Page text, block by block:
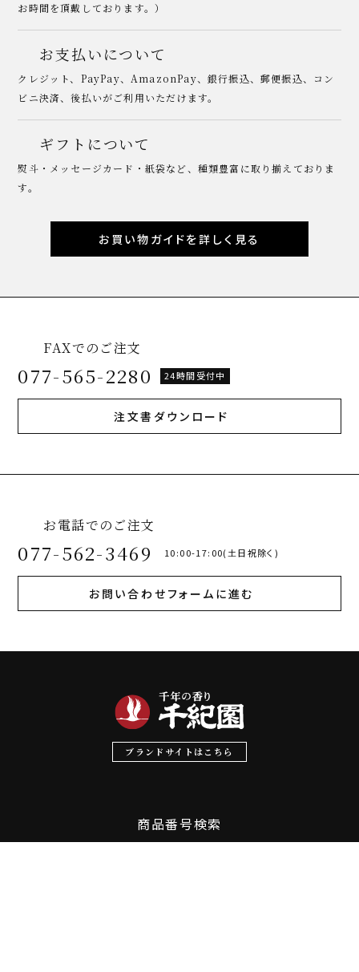
お時間を頂戴しております。）
お支払いについて
クレジット、PayPay、AmazonPay、銀行振込、郵便振込、コン
ビニ決済、後払いがご利用いただけます。
ギフトについて
熨斗・メッセージカード・紙袋など、種類豊富に取り揃えておりま
す。
お買い物ガイドを詳しく見る
FAXでのご注文
077-565-2280 24時間受付中
注文書ダウンロード
お電話でのご注文
077-562-3469 10:00-17:00(土日祝除く)
お問い合わせフォームに進む
ブランドサイトはこちら
商品番号検索